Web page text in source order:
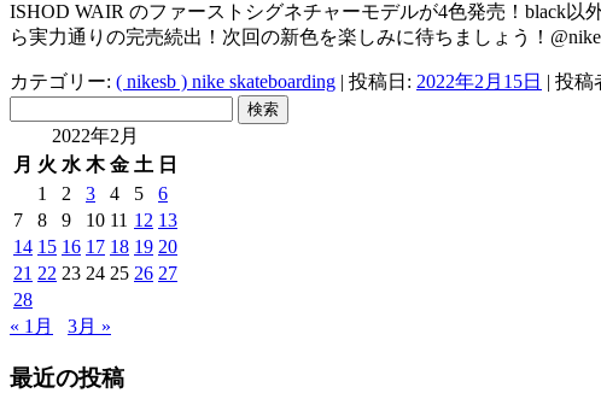
ISHOD WAIR のファーストシグネチャーモデルが4色発売！black
ら実力通りの完売続出！次回の新色を楽しみに待ちましょう！
カテゴリー: ( nikesb ) nike skateboarding | 投稿日: 2022年2月15日 | 投稿
2022年2月
月 火 水 木 金 土 日
1
2 3 4 5
6
7
8 9 10 11 12 13
14 15 16 17 18 19 20
21 22 23 24 25 26 27
28
« 1月
3月 »
最近の投稿